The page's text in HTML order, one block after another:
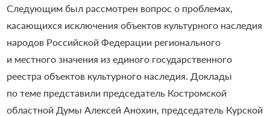
Следующим был рассмотрен вопрос о проблемах,
касающихся исключения объектов культурного наследия
народов Российской Федерации регионального
и местного значения из единого государственного
реестра объектов культурного наследия. Доклады
по теме представили председатель Костромской
областной Думы Алексей Анохин, председатель Курской